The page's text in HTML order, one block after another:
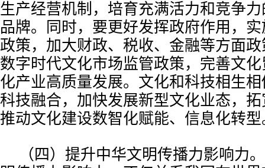
生产经营机制，培育充满活力和竞争
品牌。同时，要更好发挥政府作用，
政策，加大财政、税收、金融等方面
数字时代文化市场监管政策，完善文
化产业高质量发展。文化和科技相生
科技融合，加快发展新型文化业态，
推动文化建设数智化赋能、信息化转型
（四）提升中华文明传播力影响力